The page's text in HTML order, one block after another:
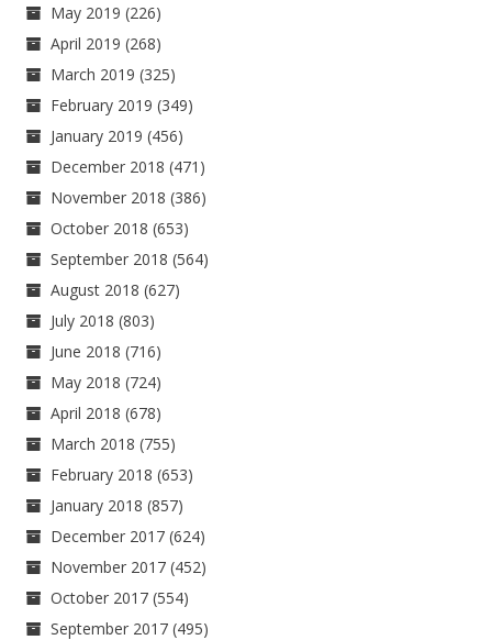
May 2019 (226)
April 2019 (268)
March 2019 (325)
February 2019 (349)
January 2019 (456)
December 2018 (471)
November 2018 (386)
October 2018 (653)
September 2018 (564)
August 2018 (627)
July 2018 (803)
June 2018 (716)
May 2018 (724)
April 2018 (678)
March 2018 (755)
February 2018 (653)
January 2018 (857)
December 2017 (624)
November 2017 (452)
October 2017 (554)
September 2017 (495)